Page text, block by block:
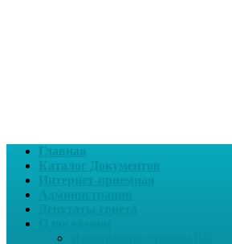
Главная
Каталог Документов